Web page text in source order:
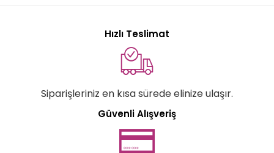
Hızlı Teslimat
Siparişleriniz en kısa sürede elinize ulaşır.
Güvenli Alışveriş